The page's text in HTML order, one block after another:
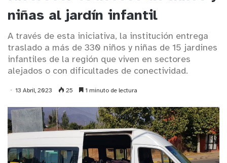
niñas al jardín infantil
A través de esta iniciativa, la institución entrega
traslado a más de 330 niños y niñas de 15 jardines
infantiles de la región que viven en sectores
alejados o con dificultades de conectividad.
13 Abril, 2023 25 1 minuto de lectura